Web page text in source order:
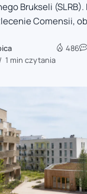
Brukseli
Comensii,
1 min czytania
486